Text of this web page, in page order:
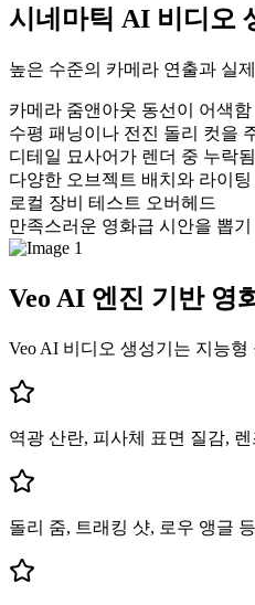
시네마틱 AI 비디오
높은 수준의 카메라 연출과 실
카메라 줌앤아웃 동선이 어색함
수평 패닝이나 전진 돌리 컷을
디테일 묘사어가 렌더 중 누락됨
다양한 오브젝트 배치와 라이
로컬 장비 테스트 오버헤드
만족스러운 영화급 시안을 뽑
Veo AI 엔진 기반 영
Veo AI 비디오 생성기는 지능
역광 산란, 피사체 표면 질감,
돌리 줌, 트래킹 샷, 로우 앵글